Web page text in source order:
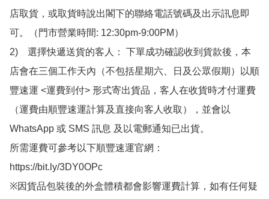
店取貨，或取貨時說出閣下的聯絡電話號碼及出示訊息即
可。（門市營業時間: 12:30pm-9:00PM）
2)　選擇快遞送貨的客人： 下單成功確認收到貨款後，本
店會在三個工作天內（不包括星期六、日及公眾假期）以順
豐速運 <運費到付> 形式寄出貨品，客人在收貨時才付運費
（運費由順豐速運計算及直接向客人收取），並會以
WhatsApp 或 SMS 訊息 及以電郵通知已出貨。
所需運費可參考以下順豐速運官網：
https://bit.ly/3DY0OPc
※因貨品包裝後的外盒體積都會影響運費計算，如有任何疑